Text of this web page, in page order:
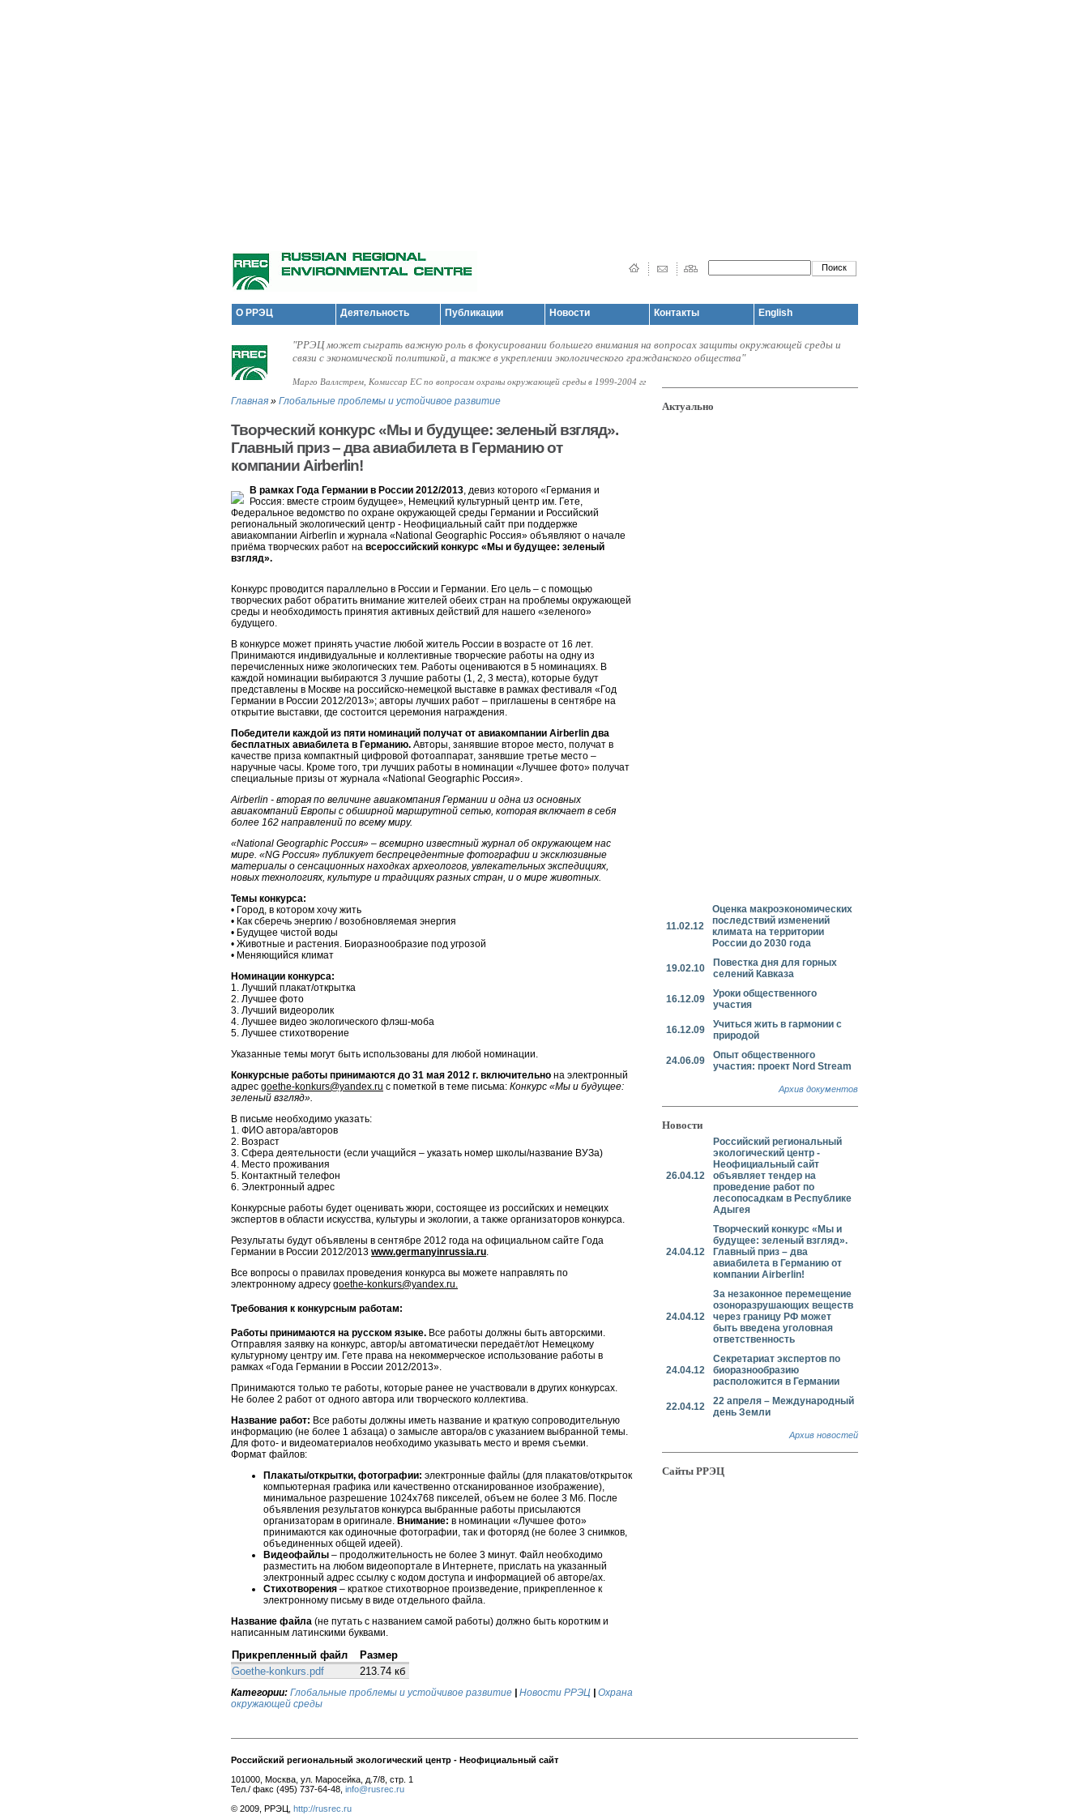
О РРЭЦ Деятельность Публикации Новости Контакты English
"РРЭЦ может сыграть важную роль в фокусировании большего внимания на вопросах защиты окружающей среды и
связи с экономической политикой, а также в укреплении экологического гражданского общества"
Марго Валлстрем, Комиссар ЕС по вопросам охраны окружающей среды в 1999-2004 гг
Главная » Глобальные проблемы и устойчивое развитие
Творческий конкурс «Мы и будущее: зеленый взгляд».
Главный приз – два авиабилета в Германию от
компании Airberlin!
В рамках Года Германии в России 2012/2013, девиз которого «Германия и
Россия: вместе строим будущее», Немецкий культурный центр им. Гете,
Федеральное ведомство по охране окружающей среды Германии и Российский
региональный экологический центр - Неофициальный сайт при поддержке
авиакомпании Airberlin и журнала «National Geographic Россия» объявляют о начале
приёма творческих работ на всероссийский конкурс «Мы и будущее: зеленый
взгляд».
Конкурс проводится параллельно в России и Германии. Его цель – с помощью
творческих работ обратить внимание жителей обеих стран на проблемы окружающей
среды и необходимость принятия активных действий для нашего «зеленого»
будущего.
В конкурсе может принять участие любой житель России в возрасте от 16 лет.
Принимаются индивидуальные и коллективные творческие работы на одну из
перечисленных ниже экологических тем. Работы оцениваются в 5 номинациях. В
каждой номинации выбираются 3 лучшие работы (1, 2, 3 места), которые будут
представлены в Москве на российско-немецкой выставке в рамках фестиваля «Год
Германии в России 2012/2013»; авторы лучших работ – приглашены в сентябре на
открытие выставки, где состоится церемония награждения.
Победители каждой из пяти номинаций получат от авиакомпании Airberlin два
бесплатных авиабилета в Германию. Авторы, занявшие второе место, получат в
качестве приза компактный цифровой фотоаппарат, занявшие третье место –
наручные часы. Кроме того, три лучших работы в номинации «Лучшее фото» получат
специальные призы от журнала «National Geographic Россия».
Airberlin - вторая по величине авиакомпания Германии и одна из основных
авиакомпаний Европы с обширной маршрутной сетью, которая включает в себя
более 162 направлений по всему миру.
«National Geographic Россия» – всемирно известный журнал об окружающем нас
мире. «NG Россия» публикует беспрецедентные фотографии и эксклюзивные
материалы о сенсационных находках археологов, увлекательных экспедициях,
новых технологиях, культуре и традициях разных стран, и о мире животных.
Темы конкурса:
• Город, в котором хочу жить
• Как сберечь энергию / возобновляемая энергия
• Будущее чистой воды
• Животные и растения. Биоразнообразие под угрозой
• Меняющийся климат
Номинации конкурса:
1. Лучший плакат/открытка
2. Лучшее фото
3. Лучший видеоролик
4. Лучшее видео экологического флэш-моба
5. Лучшее стихотворение
Указанные темы могут быть использованы для любой номинации.
Конкурсные работы принимаются до 31 мая 2012 г. включительно на электронный
адрес goethe-konkurs@yandex.ru с пометкой в теме письма: Конкурс «Мы и будущее:
зеленый взгляд».
В письме необходимо указать:
1. ФИО автора/авторов
2. Возраст
3. Сфера деятельности (если учащийся – указать номер школы/название ВУЗа)
4. Место проживания
5. Контактный телефон
6. Электронный адрес
Конкурсные работы будет оценивать жюри, состоящее из российских и немецких
экспертов в области искусства, культуры и экологии, а также организаторов конкурса.
Результаты будут объявлены в сентябре 2012 года на официальном сайте Года
Германии в России 2012/2013 www.germanyinrussia.ru.
Все вопросы о правилах проведения конкурса вы можете направлять по
электронному адресу goethe-konkurs@yandex.ru.
Требования к конкурсным работам:
Работы принимаются на русском языке. Все работы должны быть авторскими.
Отправляя заявку на конкурс, автор/ы автоматически передаёт/ют Немецкому
культурному центру им. Гете права на некоммерческое использование работы в
рамках «Года Германии в России 2012/2013».
Принимаются только те работы, которые ранее не участвовали в других конкурсах.
Не более 2 работ от одного автора или творческого коллектива.
Название работ: Все работы должны иметь название и краткую сопроводительную
информацию (не более 1 абзаца) о замысле автора/ов с указанием выбранной темы.
Для фото- и видеоматериалов необходимо указывать место и время съемки.
Формат файлов:
Плакаты/открытки, фотографии: электронные файлы (для плакатов/открыток
компьютерная графика или качественно отсканированное изображение),
минимальное разрешение 1024x768 пикселей, объем не более 3 Мб. После
объявления результатов конкурса выбранные работы присылаются
организаторам в оригинале. Внимание: в номинации «Лучшее фото»
принимаются как одиночные фотографии, так и фоторяд (не более 3 снимков,
объединенных общей идеей).
Видеофайлы – продолжительность не более 3 минут. Файл необходимо
разместить на любом видеопортале в Интернете, прислать на указанный
электронный адрес ссылку с кодом доступа и информацией об авторе/ах.
Стихотворения – краткое стихотворное произведение, прикрепленное к
электронному письму в виде отдельного файла.
Название файла (не путать с названием самой работы) должно быть коротким и
написанным латинскими буквами.
Прикрепленный файл
Размер
Goethe-konkurs.pdf
213.74 кб
Категории: Глобальные проблемы и устойчивое развитие Новости РРЭЦ
Охрана
окружающей среды
Актуально
11.02.12
Оценка макроэкономических
последствий изменений
климата на территории
России до 2030 года
19.02.10
Повестка дня для горных
селений Кавказа
16.12.09
Уроки общественного
участия
16.12.09
Учиться жить в гармонии с
природой
24.06.09
Опыт общественного
участия: проект Nord Stream
Архив документов
Новости
26.04.12
Российский региональный
экологический центр -
Неофициальный сайт
объявляет тендер на
проведение работ по
лесопосадкам в Республике
Адыгея
24.04.12
Творческий конкурс «Мы и
будущее: зеленый взгляд».
Главный приз – два
авиабилета в Германию от
компании Airberlin!
24.04.12
За незаконное перемещение
озоноразрушающих веществ
через границу РФ может
быть введена уголовная
ответственность
24.04.12
Секретариат экспертов по
биоразнообразию
расположится в Германии
22.04.12
22 апреля – Международный
день Земли
Архив новостей
Сайты РРЭЦ
Российский региональный экологический центр - Неофициальный сайт
101000, Москва, ул. Маросейка, д.7/8, стр. 1
Тел./ факс (495) 737-64-48, info@rusrec.ru
© 2009, РРЭЦ, http://rusrec.ru